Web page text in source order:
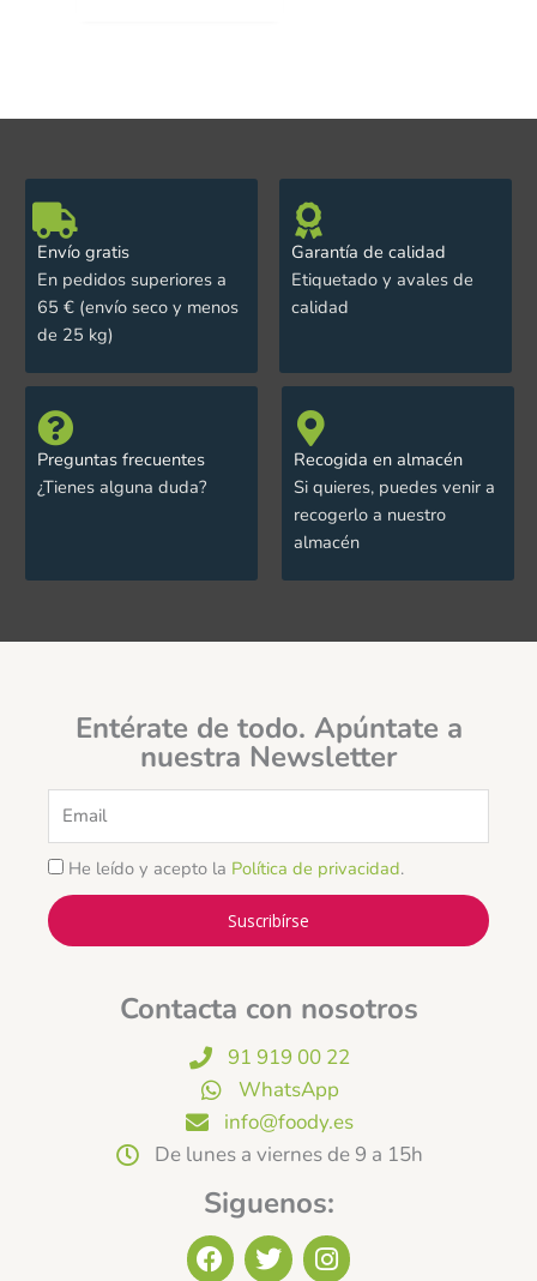
Envío gratis
En pedidos superiores a
65 € (envío seco y menos
de 25 kg)
Garantía de calidad
Etiquetado y avales de
calidad
Preguntas frecuentes
¿Tienes alguna duda?
Recogida en almacén
Si quieres, puedes venir a
recogerlo a nuestro
almacén
Entérate de todo. Apúntate a
nuestra Newsletter
He leído y acepto la Política de privacidad.
Suscribírse
Contacta con nosotros
91 919 00 22
WhatsApp
info@foody.es
De lunes a viernes de 9 a 15h
Siguenos:
F T I